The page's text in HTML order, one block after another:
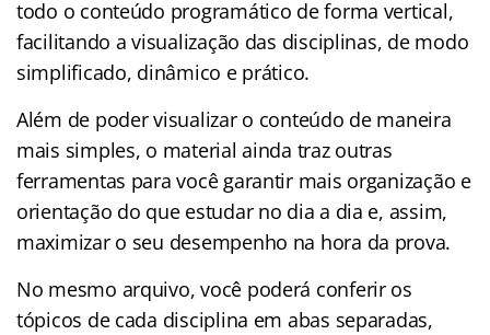
todo o conteúdo programático de forma vertical,
facilitando a visualização das disciplinas, de modo
simplificado, dinâmico e prático.
Além de poder visualizar o conteúdo de maneira
mais simples, o material ainda traz outras
ferramentas para você garantir mais organização e
orientação do que estudar no dia a dia e, assim,
maximizar o seu desempenho na hora da prova.
No mesmo arquivo, você poderá conferir os
tópicos de cada disciplina em abas separadas,